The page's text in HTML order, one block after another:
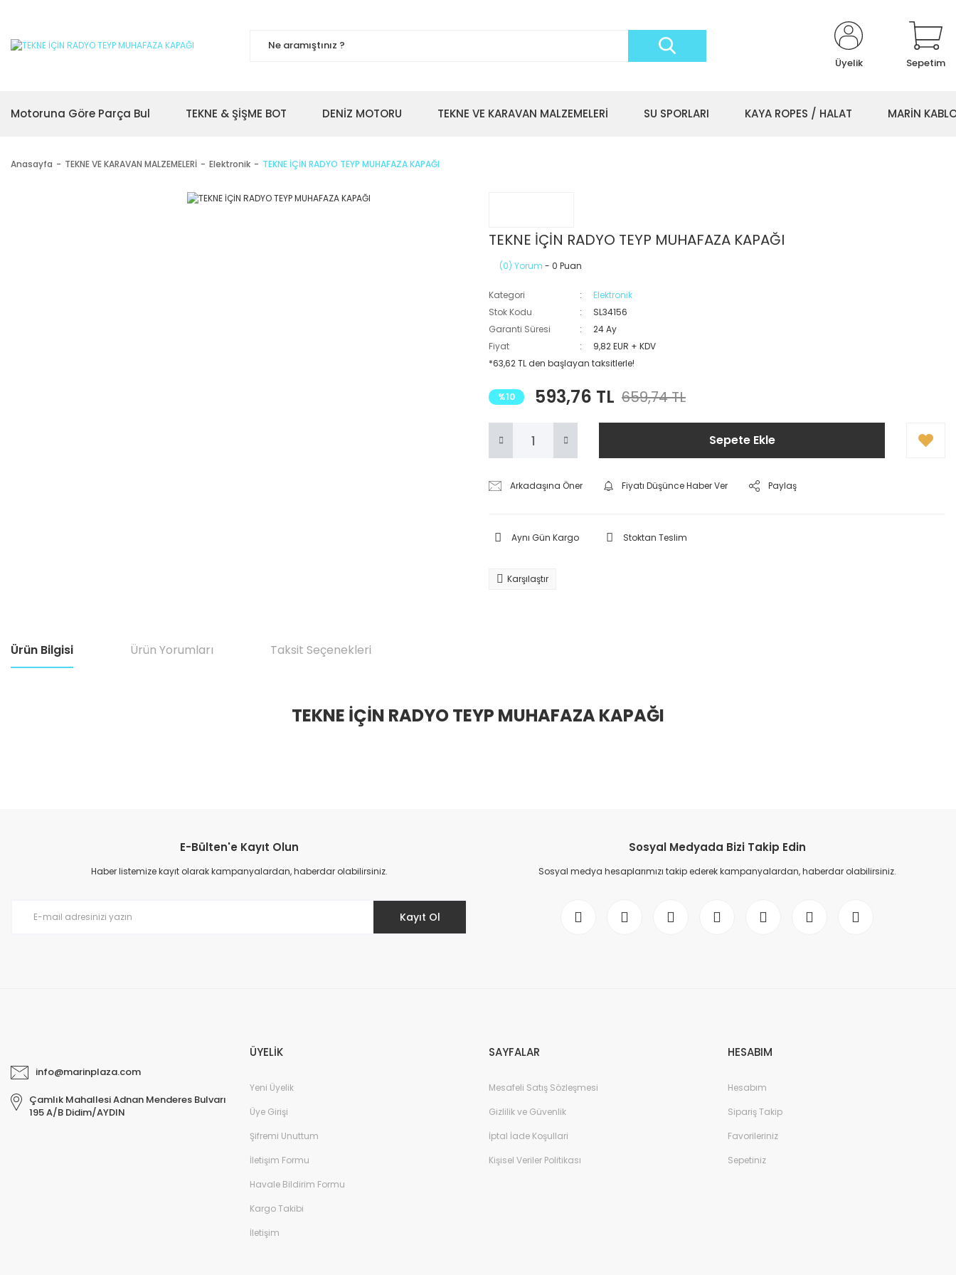
Üyelik Sepetim
Motoruna Göre Parça Bul TEKNE & ŞİŞME BOT DENİZ MOTORU TEKNE VE KARAVAN MALZEMELERİ SU SPORLARI KAYA ROPES / HALAT MARİN
Anasayfa TEKNE VE KARAVAN MALZEMELERİ Elektronik TEKNE İÇİN RADYO TEYP MUHAFAZA KAPAĞI
TEKNE İÇİN RADYO TEYP MUHAFAZA KAPAĞI
(0) Yorum - 0 Puan
Kategori
Elektronik
Stok Kodu
SL34156
Garanti Süresi
24 Ay
Fiyat
9,82 EUR + KDV
*63,62 TL den başlayan taksitlerle!
%10 593,76 TL 659,74 TL
Sepete Ekle
Arkadaşına Öner Fiyatı Düşünce Haber Ver Paylaş
Aynı Gün Kargo Stoktan Teslim
Karşılaştır
Ürün Bilgisi Ürün Yorumları Taksit Seçenekleri
TEKNE İÇİN RADYO TEYP MUHAFAZA KAPAĞI
E-Bülten'e Kayıt Olun
Haber listemize kayıt olarak kampanyalardan, haberdar olabilirsiniz.
Kayıt Ol
Sosyal Medyada Bizi Takip Edin
Sosyal medya hesaplarımızı takip ederek kampanyalardan, haberdar olabilirsiniz.
info@marinplaza.com
Çamlık Mahallesi Adnan Menderes Bulvarı
195 A/B Didim/AYDIN
ÜYELİK
Yeni Üyelik
Üye Girişi
Şifremi Unuttum
İletişim Formu
Havale Bildirim Formu
Kargo Takibi
İletişim
SAYFALAR
Mesafeli Satış Sözleşmesi
Gizlilik ve Güvenlik
İptal İade Koşullari
Kişisel Veriler Politikası
HESABIM
Hesabım
Sipariş Takip
Favorileriniz
Sepetiniz